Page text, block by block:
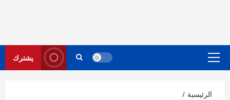
القائمة
يشترك
الرئيسية